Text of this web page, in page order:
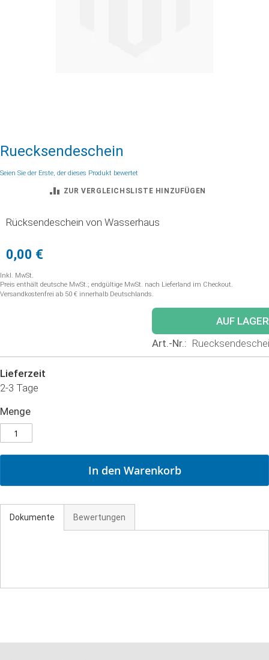
Anfang
Bildgalerie
Ruecksendeschein
Seien Sie der Erste, der dieses Produkt bewertet
ZUR VERGLEICHSLISTE HINZUFÜGEN
Rücksendeschein von Wasserhaus
0,00 €
Inkl. MwSt.
Preis enthält deutsche MwSt.; endgültige MwSt. nach Lieferland im Checkout.
Versandkostenfrei ab 50 € innerhalb Deutschlands.
AUF LAGER
Art.-Nr.
Lieferzeit
2-3 Tage
Menge
In den Warenkorb
Dokumente Bewertungen